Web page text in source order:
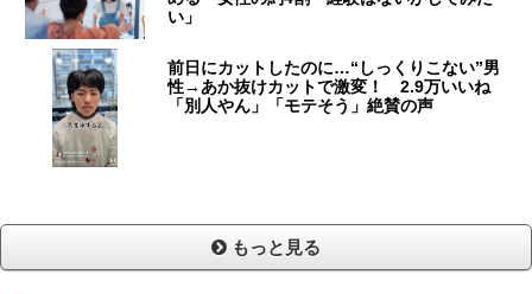
い」
前日にカットしたのに…“しっくりこない”男
性→あか抜けカットで激変！ 2.9万いいね
「別人やん」「モテそう」絶賛の声
もっと見る